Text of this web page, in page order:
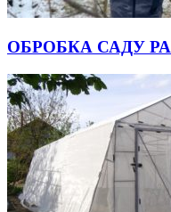
ОБРОБКА САДУ